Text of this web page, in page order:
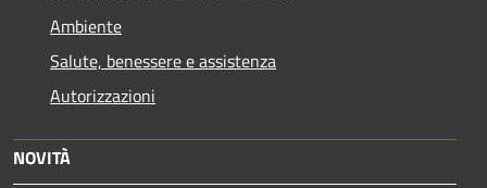
Ambiente
Salute, benessere e assistenza
Autorizzazioni
NOVITÀ